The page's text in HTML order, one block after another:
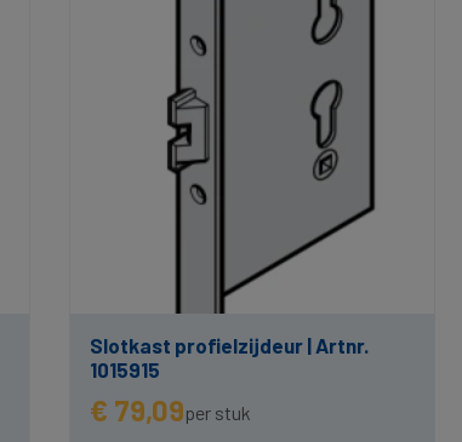
Slotkast profielzijdeur | Artnr.
1015915
€ 79,09per stuk